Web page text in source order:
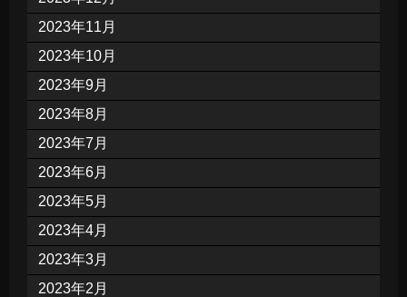
2023年11月
2023年10月
2023年9月
2023年8月
2023年7月
2023年6月
2023年5月
2023年4月
2023年3月
2023年2月